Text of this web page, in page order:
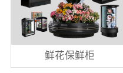
鲜花保鲜柜